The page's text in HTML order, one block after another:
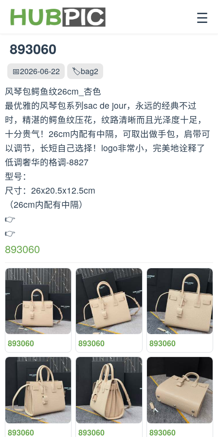
☰
893060
📅2026-06-22 🏷️bag2
风琴包鳄鱼纹26cm_杏色
最优雅的风琴包系列sac de jour，永远的经典不过
时，精湛的鳄鱼纹压花，纹路清晰而且光泽度十足，
十分贵气！26cm内配有中隔，可取出做手包，肩带可
以调节，长短自己选择！logo非常小，完美地诠释了
低调奢华的格调-8827
型号：
尺寸：26x20.5x12.5cm
（26cm内配有中隔）
👉
👉
893060
893060 893060 893060
893060 893060 893060